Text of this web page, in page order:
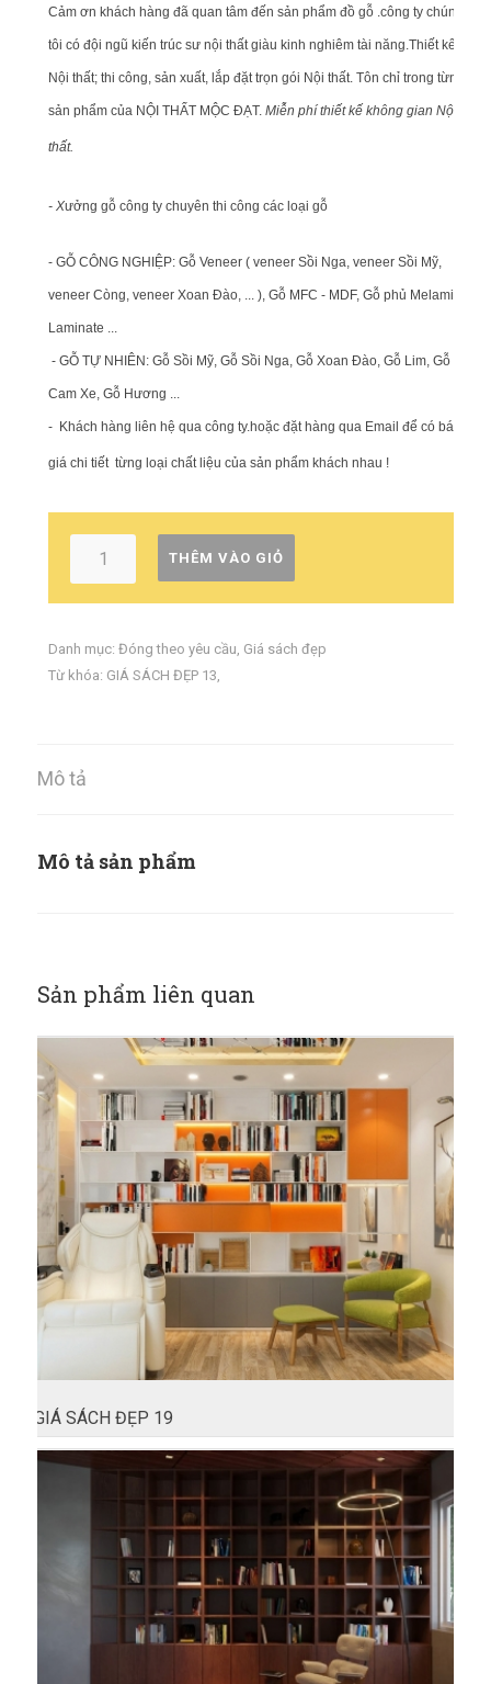
Cảm ơn khách hàng đã quan tâm đến sản phẩm đồ gỗ .công ty chúng
tôi có đội ngũ kiến trúc sư nội thất giàu kinh nghiêm tài năng.Thiết kế
Nội thất; thi công, sản xuất, lắp đặt trọn gói Nội thất. Tôn chỉ trong từng
sản phẩm của NỘI THẤT MỘC ĐẠT. Miễn phí thiết kế không gian Nội
thất.
- Xưởng gỗ công ty chuyên thi công các loại gỗ
- GỖ CÔNG NGHIỆP: Gỗ Veneer ( veneer Sồi Nga, veneer Sồi Mỹ,
veneer Còng, veneer Xoan Đào, ... ), Gỗ MFC - MDF, Gỗ phủ Melamin,
Laminate ...
- GỖ TỰ NHIÊN: Gỗ Sồi Mỹ, Gỗ Sồi Nga, Gỗ Xoan Đào, Gỗ Lim, Gỗ
Cam Xe, Gỗ Hương ...
- Khách hàng liên hệ qua công ty.hoặc đặt hàng qua Email để có báo
giá chi tiết từng loại chất liệu của sản phẩm khách nhau !
THÊM VÀO GIỎ
Danh mục: Đóng theo yêu cầu, Giá sách đẹp
Từ khóa: GIÁ SÁCH ĐẸP 13,
Mô tả
Mô tả sản phẩm
Sản phẩm liên quan
GIÁ SÁCH ĐẸP 19